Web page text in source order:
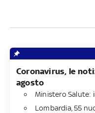
Coronavirus, le
agosto
Ministero Salute:
Lombardia, 55